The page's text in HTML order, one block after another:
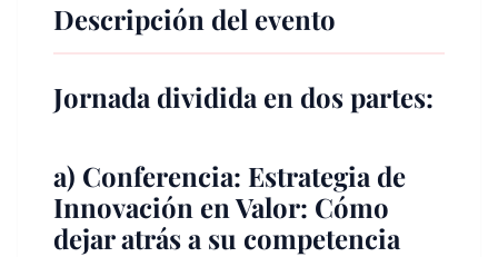
Descripción del evento
Jornada dividida en dos partes:
a) Conferencia: Estrategia de
Innovación en Valor: Cómo
dejar atrás a su competencia